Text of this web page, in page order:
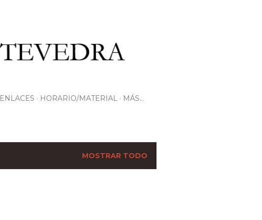
ENLACES HORARIO/MATERIAL MÁS…
MOSTRAR TODO